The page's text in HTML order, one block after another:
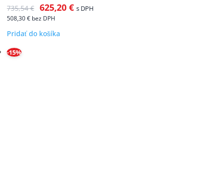
735,54€ 625,20 € s DPH
508,30€ bez DPH
Pridať do košíka
-15%